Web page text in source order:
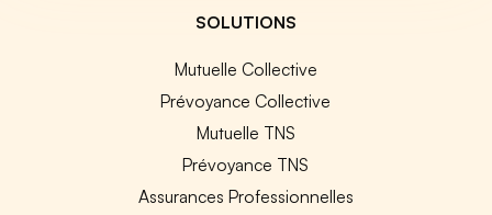
SOLUTIONS
Mutuelle Collective
Prévoyance Collective
Mutuelle TNS
Prévoyance TNS
Assurances Professionnelles